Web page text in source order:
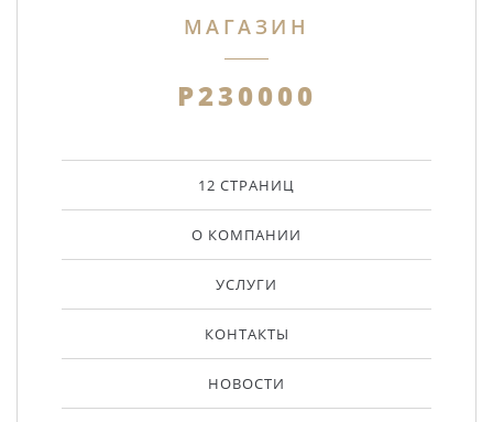
МАГАЗИН
Р230000
12 СТРАНИЦ
О КОМПАНИИ
УСЛУГИ
КОНТАКТЫ
НОВОСТИ